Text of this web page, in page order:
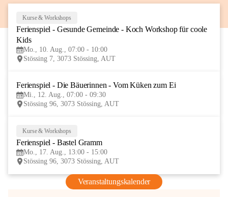
AUG
Kurse & Workshops
Ferienspiel - Gesunde Gemeinde - Koch Workshop für coole
Kids
Mo., 10. Aug., 07:00 - 10:00
Stössing 7, 3073 Stössing, AUT
Ferienspiel - Die Bäuerinnen - Vom Küken zum Ei
Mi., 12. Aug., 07:00 - 09:30
Stössing 96, 3073 Stössing, AUT
Kurse & Workshops
Ferienspiel - Bastel Gramm
Mo., 17. Aug., 13:00 - 15:00
Stössing 96, 3073 Stössing, AUT
Veranstaltungskalender